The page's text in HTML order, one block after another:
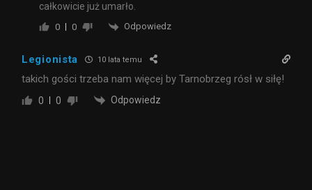
całkowicie już umarło.
0 0 Odpowiedz
Legionista 10 lata temu
takich gości trzeba nam więcej by Tarnobrzeg rósł w siłę!
0 0 Odpowiedz